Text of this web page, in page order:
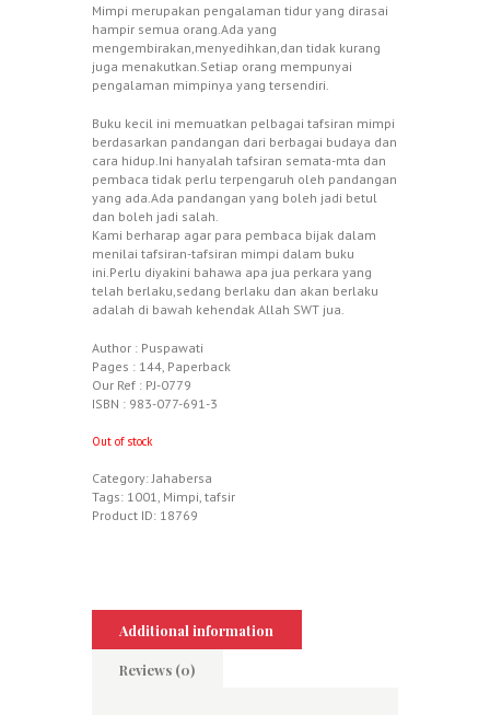
Mimpi merupakan pengalaman tidur yang dirasai
hampir semua orang.Ada yang
mengembirakan,menyedihkan,dan tidak kurang
juga menakutkan.Setiap orang mempunyai
pengalaman mimpinya yang tersendiri.
Buku kecil ini memuatkan pelbagai tafsiran mimpi
berdasarkan pandangan dari berbagai budaya dan
cara hidup.Ini hanyalah tafsiran semata-mta dan
pembaca tidak perlu terpengaruh oleh pandangan
yang ada.Ada pandangan yang boleh jadi betul
dan boleh jadi salah.
Kami berharap agar para pembaca bijak dalam
menilai tafsiran-tafsiran mimpi dalam buku
ini.Perlu diyakini bahawa apa jua perkara yang
telah berlaku,sedang berlaku dan akan berlaku
adalah di bawah kehendak Allah SWT jua.
Author : Puspawati
Pages : 144, Paperback
Our Ref : PJ-0779
ISBN : 983-077-691-3
Out of stock
Category:Jahabersa
Tags: 1001, Mimpi, tafsir
Product ID: 18769
Additional information
Reviews (0)